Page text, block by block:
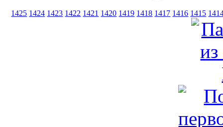
1425 1424 1423 1422 1421 1420 1419 1418 1417 1416 1415